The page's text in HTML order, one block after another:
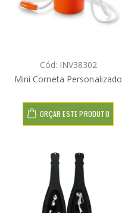
Cód: INV38302
Mini Corneta Personalizado
ORÇAR ESTE PRODUTO